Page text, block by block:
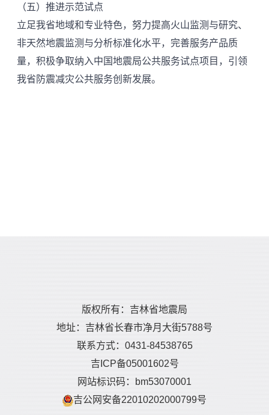
（五）推进示范试点
立足我省地域和专业特色，努力提高火山监测与研究、
非天然地震监测与分析标准化水平，完善服务产品质
量，积极争取纳入中国地震局公共服务试点项目，引领
我省防震减灾公共服务创新发展。
版权所有：吉林省地震局
地址：吉林省长春市净月大街5788号
联系方式：0431-84538765
吉ICP备05001602号
网站标识码：bm53070001
吉公网安备22010202000799号